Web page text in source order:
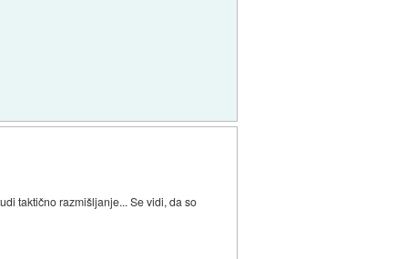
taktično razmišljanje... Se vidi, da so